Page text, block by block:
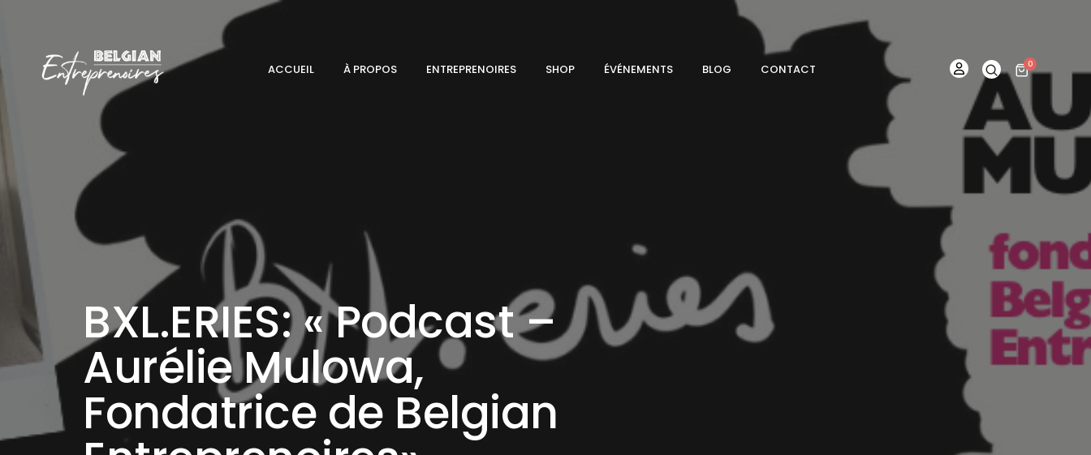
ACCUEIL À PROPOS ENTREPRENOIRES SHOP ÉVÉNEMENTS BLOG CONTACT 0
BXL.ERIES: « Podcast –
Aurélie Mulowa,
Fondatrice de Belgian